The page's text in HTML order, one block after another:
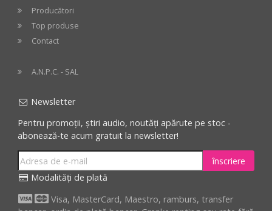
Producători
Top produse
Contact
A.N.P.C. - SAL
Newsletter
Pentru promoții, știri audio, noutăți apărute pe stoc -
abonează-te acum gratuit la newsletter!
înscriere
Modalități de plată
Visa, MasterCard, Maestro, ramburs, transfer